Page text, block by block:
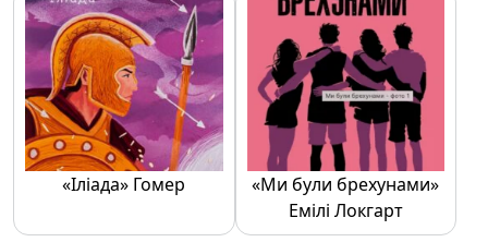
«Іліада» Гомер
«Ми були брехунами»
Емілі Локгарт